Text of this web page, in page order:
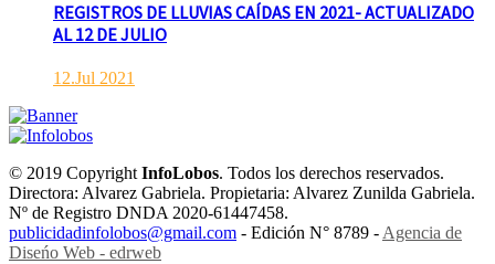
REGISTROS DE LLUVIAS CAÍDAS EN 2021- ACTUALIZADO
AL 12 DE JULIO
12.Jul 2021
© 2019 CopyrightInfoLobos. Todos los derechos reservados.
Directora: Alvarez Gabriela. Propietaria: Alvarez Zunilda Gabriela.
Nº de Registro DNDA 2020-61447458.
publicidadinfolobos@gmail.com - Edición N° 8789 -Agencia de
Diseńo Web - edrweb